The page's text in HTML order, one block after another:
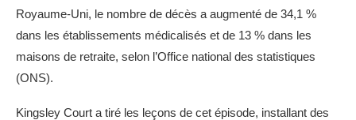
Royaume-Uni, le nombre de décès a augmenté de 34,1 %
dans les établissements médicalisés et de 13 % dans les
maisons de retraite, selon l’Office national des statistiques
(ONS).
Kingsley Court a tiré les leçons de cet épisode, installant des